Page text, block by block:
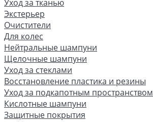
Уход за тканью
Экстерьер
Очистители
Для колес
Нейтральные шампуни
Щелочные шампуни
Уход за стеклами
Восстановление пластика и резины
Уход за подкапотным пространством
Кислотные шампуни
Защитные покрытия